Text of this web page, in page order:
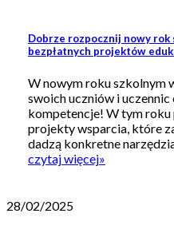
Dobrze rozpocznij nowy rok
bezpłatnych projektów
W nowym roku szkolnym
swoich uczniów i
kompetencje! W tym
projekty wsparcia, które
dadzą konkretne
czytaj więcej»
28/02/2025